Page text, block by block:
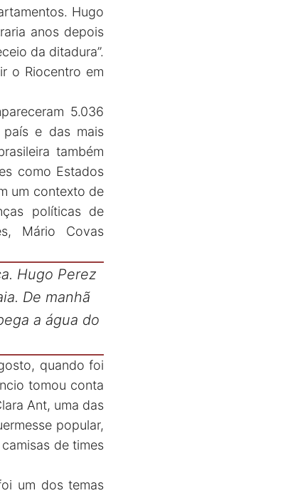
Hugo
anos depois
da ditadura”.
o Riocentro em
5.036
país e das mais
também
como Estados
um contexto de
políticas de
Mário Covas
Hugo Perez
De manhã
a água do
quando foi
tomou conta
Ant, uma das
popular,
de times
um dos temas